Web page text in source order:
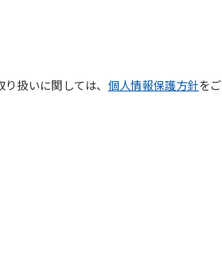
扱いに関しては、 個人情報保護方針をご